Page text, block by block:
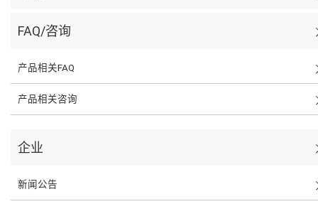
FAQ/咨询
产品相关FAQ
产品相关咨询
企业
新闻公告